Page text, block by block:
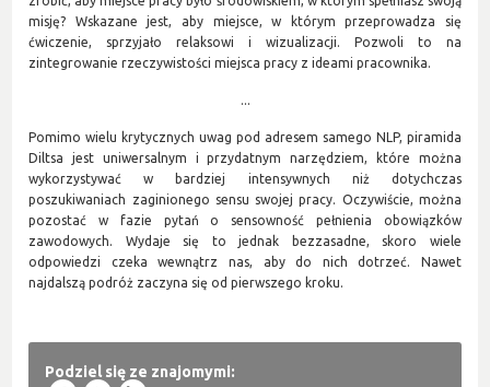
misję? Wskazane jest, aby miejsce, w którym przeprowadza się
ćwiczenie, sprzyjało relaksowi i wizualizacji. Pozwoli to na
zintegrowanie rzeczywistości miejsca pracy z ideami pracownika.
Pomimo wielu krytycznych uwag pod adresem samego NLP, piramida
Diltsa jest uniwersalnym i przydatnym narzędziem, które można
wykorzystywać w bardziej intensywnych niż dotychczas
poszukiwaniach zaginionego sensu swojej pracy. Oczywiście, można
pozostać w fazie pytań o sensowność pełnienia obowiązków
zawodowych. Wydaje się to jednak bezzasadne, skoro wiele
odpowiedzi czeka wewnątrz nas, aby do nich dotrzeć. Nawet
najdalszą podróż zaczyna się od pierwszego kroku.
Podziel się ze znajomymi: